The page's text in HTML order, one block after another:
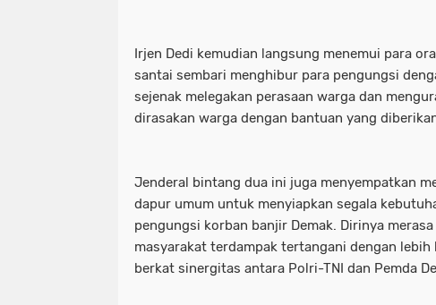
Irjen Dedi kemudian langsung menemui para
santai sembari menghibur para pengungsi
sejenak melegakan perasaan warga dan
dirasakan warga dengan bantuan yang
Jenderal bintang dua ini juga menyempatkan
dapur umum untuk menyiapkan segala
pengungsi korban banjir Demak. Dirinya
masyarakat terdampak tertangani dengan lebih
berkat sinergitas antara Polri-TNI dan Pemda